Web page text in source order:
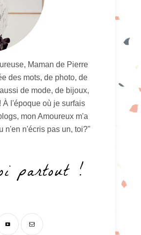
Maman de Pierre
des mots, de photo, de
de mode, de bijoux,
À l'époque où je surfais
mon Amoureux m'a
n'en n'écris pas un, toi?"
partout !